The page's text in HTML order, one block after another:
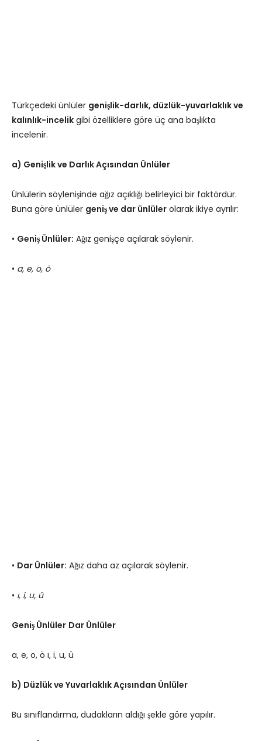
Türkçedeki ünlüler genişlik-darlık, düzlük-yuvarlaklık ve
kalınlık-incelik gibi özelliklere göre üç ana başlıkta
incelenir.
a) Genişlik ve Darlık Açısından Ünlüler
Ünlülerin söylenişinde ağız açıklığı belirleyici bir faktördür.
Buna göre ünlüler geniş ve dar ünlüler olarak ikiye ayrılır:
• Geniş Ünlüler: Ağız genişçe açılarak söylenir.
• a, e, o, ö
• Dar Ünlüler: Ağız daha az açılarak söylenir.
• ı, i, u, ü
Geniş Ünlüler Dar Ünlüler
a, e, o, ö ı, i, u, ü
b) Düzlük ve Yuvarlaklık Açısından Ünlüler
Bu sınıflandırma, dudakların aldığı şekle göre yapılır.